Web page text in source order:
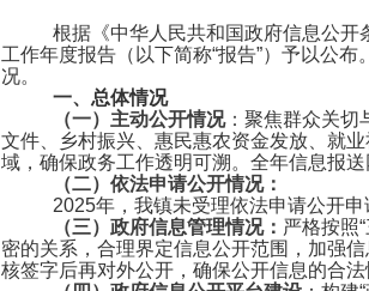
根据《中华人民共和国政府信息公
工作年度报告（以下简称“报告”）予以公
况。
一、 总体情况
（一）主动公开情况： 聚焦群众关切
文件、乡村振兴、惠民惠农资金发放、就
域，确保政务工作透明可溯。全年信息报
（二）依法申请公开情况：
2025年，我镇未受理依法申请公开申
（三）政府信息管理情况： 严格按照
密的关系，合理界定信息公开范围，加强
核签字后再对外公开，确保公开信息的合法